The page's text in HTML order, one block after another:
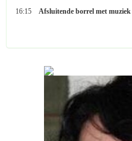
16:15 Afsluitende borrel met muziek